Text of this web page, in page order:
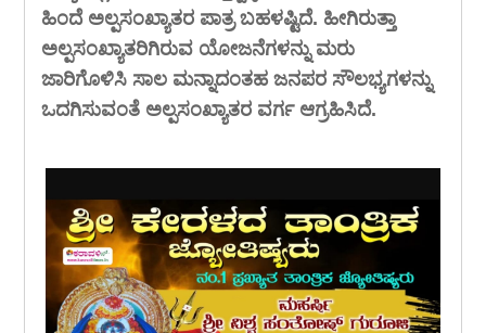
ಹಿಂದೆ ಅಲ್ಪಸಂಖ್ಯಾತರ ಪಾತ್ರ ಬಹಳಷ್ಟಿದೆ. ಹೀಗಿರುತ್ತಾ
ಅಲ್ಪಸಂಖ್ಯಾತರಿಗಿರುವ ಯೋಜನೆಗಳನ್ನು ಮರು
ಜಾರಿಗೊಳಿಸಿ ಸಾಲ ಮನ್ನಾದಂತಹ ಜನಪರ ಸೌಲಭ್ಯಗಳನ್ನು
ಒದಗಿಸುವಂತೆ ಅಲ್ಪಸಂಖ್ಯಾತರ ವರ್ಗ ಆಗ್ರಹಿಸಿದೆ.